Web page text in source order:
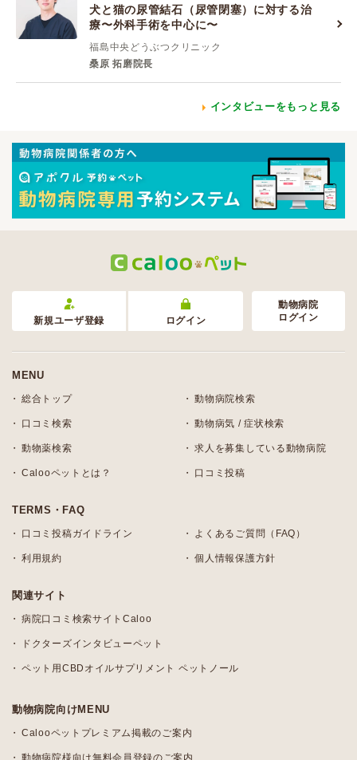
犬と猫の尿管結石（尿管閉塞）に対する治
療〜外科手術を中心に〜
福島中央どうぶつクリニック
桑原 拓磨院長
インタビューをもっと見る
新規ユーザ登録 ログイン
動物病院
ログイン
MENU
総合トップ 動物病院検索
口コミ検索 動物病気 / 症状検索
動物薬検索 求人を募集している動物病院
Calooペットとは？ 口コミ投稿
TERMS・FAQ
口コミ投稿ガイドライン よくあるご質問（FAQ）
利用規約 個人情報保護方針
関連サイト
病院口コミ検索サイトCaloo
ドクターズインタビューペット
ペット用CBDオイルサプリメント ペットノール
動物病院向けMENU
Calooペットプレミアム掲載のご案内
動物病院様向け無料会員登録のご案内